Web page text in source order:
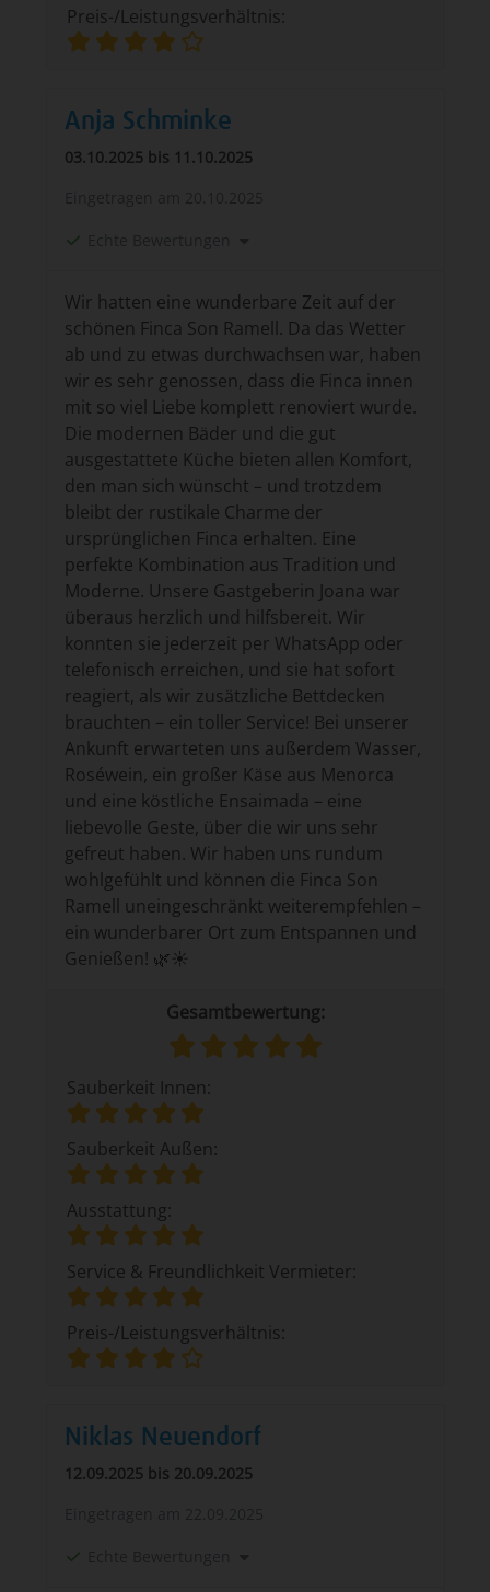
Preis-/Leistungsverhältnis:
Anja Schminke
03.10.2025 bis 11.10.2025
Wir hatten eine wunderbare Zeit auf der
schönen Finca Son Ramell. Da das Wetter
ab und zu etwas durchwachsen war, haben
wir es sehr genossen, dass die Finca innen
mit so viel Liebe komplett renoviert wurde.
Die modernen Bäder und die gut
ausgestattete Küche bieten allen Komfort,
den man sich wünscht – und trotzdem
bleibt der rustikale Charme der
ursprünglichen Finca erhalten. Eine
perfekte Kombination aus Tradition und
Moderne. Unsere Gastgeberin Joana war
überaus herzlich und hilfsbereit. Wir
konnten sie jederzeit per WhatsApp oder
telefonisch erreichen, und sie hat sofort
reagiert, als wir zusätzliche Bettdecken
brauchten – ein toller Service! Bei unserer
Ankunft erwarteten uns außerdem Wasser,
Roséwein, ein großer Käse aus Menorca
und eine köstliche Ensaimada – eine
liebevolle Geste, über die wir uns sehr
gefreut haben. Wir haben uns rundum
wohlgefühlt und können die Finca Son
Ramell uneingeschränkt weiterempfehlen –
ein wunderbarer Ort zum Entspannen und
Genießen! 🌿☀️
Gesamtbewertung:
Sauberkeit Innen:
Sauberkeit Außen:
Ausstattung:
Service & Freundlichkeit Vermieter:
Preis-/Leistungsverhältnis:
Niklas Neuendorf
12.09.2025 bis 20.09.2025